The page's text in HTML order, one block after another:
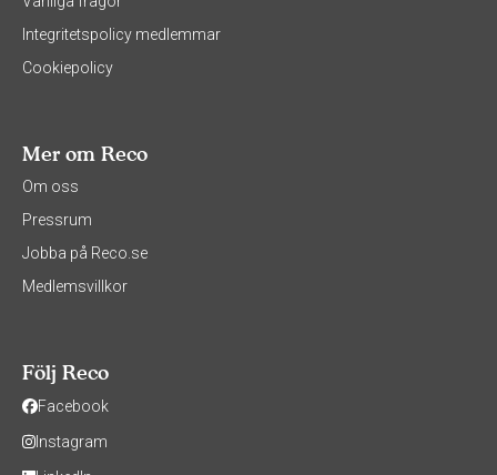
Integritetspolicy medlemmar
Cookiepolicy
Mer om Reco
Om oss
Pressrum
Jobba på Reco.se
Medlemsvillkor
Följ Reco
Facebook
Instagram